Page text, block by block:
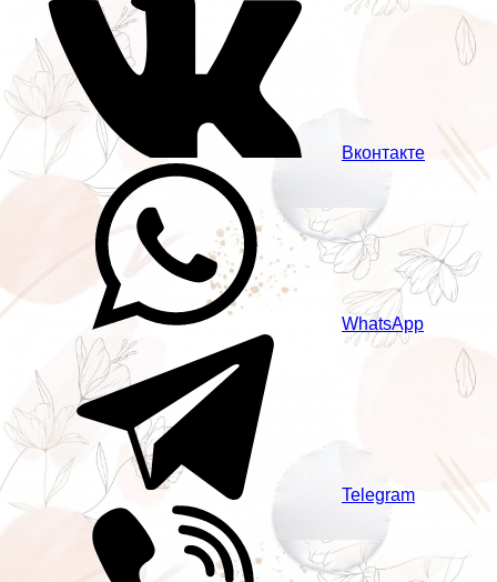
Вконтакте
WhatsApp
Telegram